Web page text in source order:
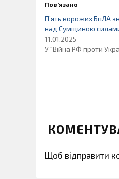
Пов’язано
П’ять ворожих БпЛА
над Сумщиною
11.01.2025
У "Війна РФ проти
Щоб відправити